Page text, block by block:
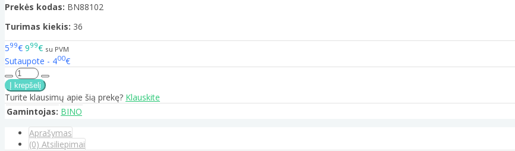
Prekės kodas: BN88102
Turimas kiekis: 36
599€ 999€ su PVM
Sutaupote - 400€
Turite klausimų apie šią prekę? Klauskite
Gamintojas: BINO
Aprašymas
(0) Atsiliepimai